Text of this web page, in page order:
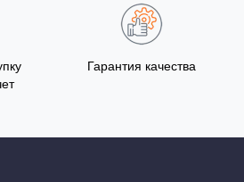
Гарантия качества